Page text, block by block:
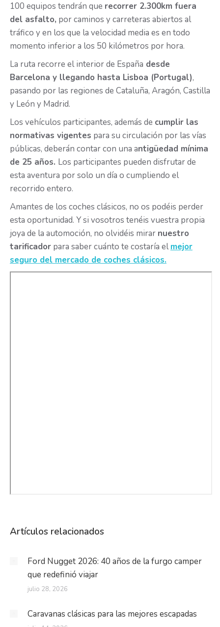
100 equipos tendrán que recorrer 2.300km fuera
del asfalto, por caminos y carreteras abiertos al
tráfico y en los que la velocidad media es en todo
momento inferior a los 50 kilómetros por hora.
La ruta recorre el interior de España desde
Barcelona y llegando hasta Lisboa (Portugal),
pasando por las regiones de Cataluña, Aragón, Castilla
y León y Madrid.
Los vehículos participantes, además de cumplir las
normativas vigentes para su circulación por las vías
públicas, deberán contar con una antigüedad mínima
de 25 años. Los participantes pueden disfrutar de
esta aventura por solo un día o cumpliendo el
recorrido entero.
Amantes de los coches clásicos, no os podéis perder
esta oportunidad. Y si vosotros tenéis vuestra propia
joya de la automoción, no olvidéis mirar nuestro
tarificador para saber cuánto te costaría elmejor
seguro del mercado de coches clásicos.
Artículos relacionados
Ford Nugget 2026: 40 años de la furgo camper
que redefinió viajar
julio 28, 2026
Caravanas clásicas para las mejores escapadas